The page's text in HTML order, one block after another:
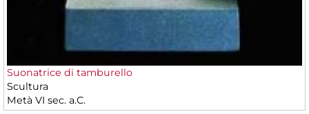
Suonatrice di tamburello
Scultura
Metà VI sec. a.C.